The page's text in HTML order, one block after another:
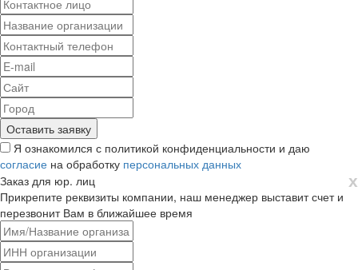
Я ознакомился с политикой конфиденциальности и даю
согласие на обработку персональных данных
х
Заказ для юр. лиц
Прикрепите реквизиты компании, наш менеджер выставит счет и
перезвонит Вам в ближайшее время